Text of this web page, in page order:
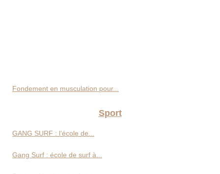
Fondement en musculation pour...
Sport
GANG SURF : l’école de...
Gang Surf : école de surf à...